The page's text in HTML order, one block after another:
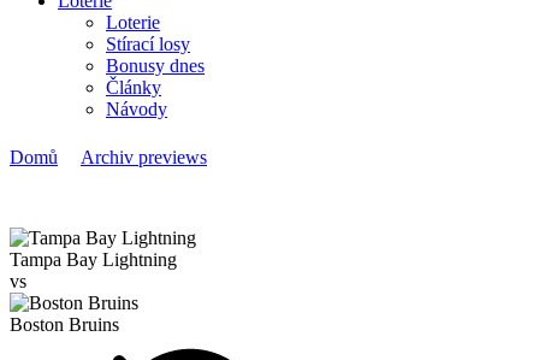
Loterie
Stírací losy
Bonusy dnes
Články
Návody
Domů Archiv previews
Tampa Bay Lightning
vs
Boston Bruins